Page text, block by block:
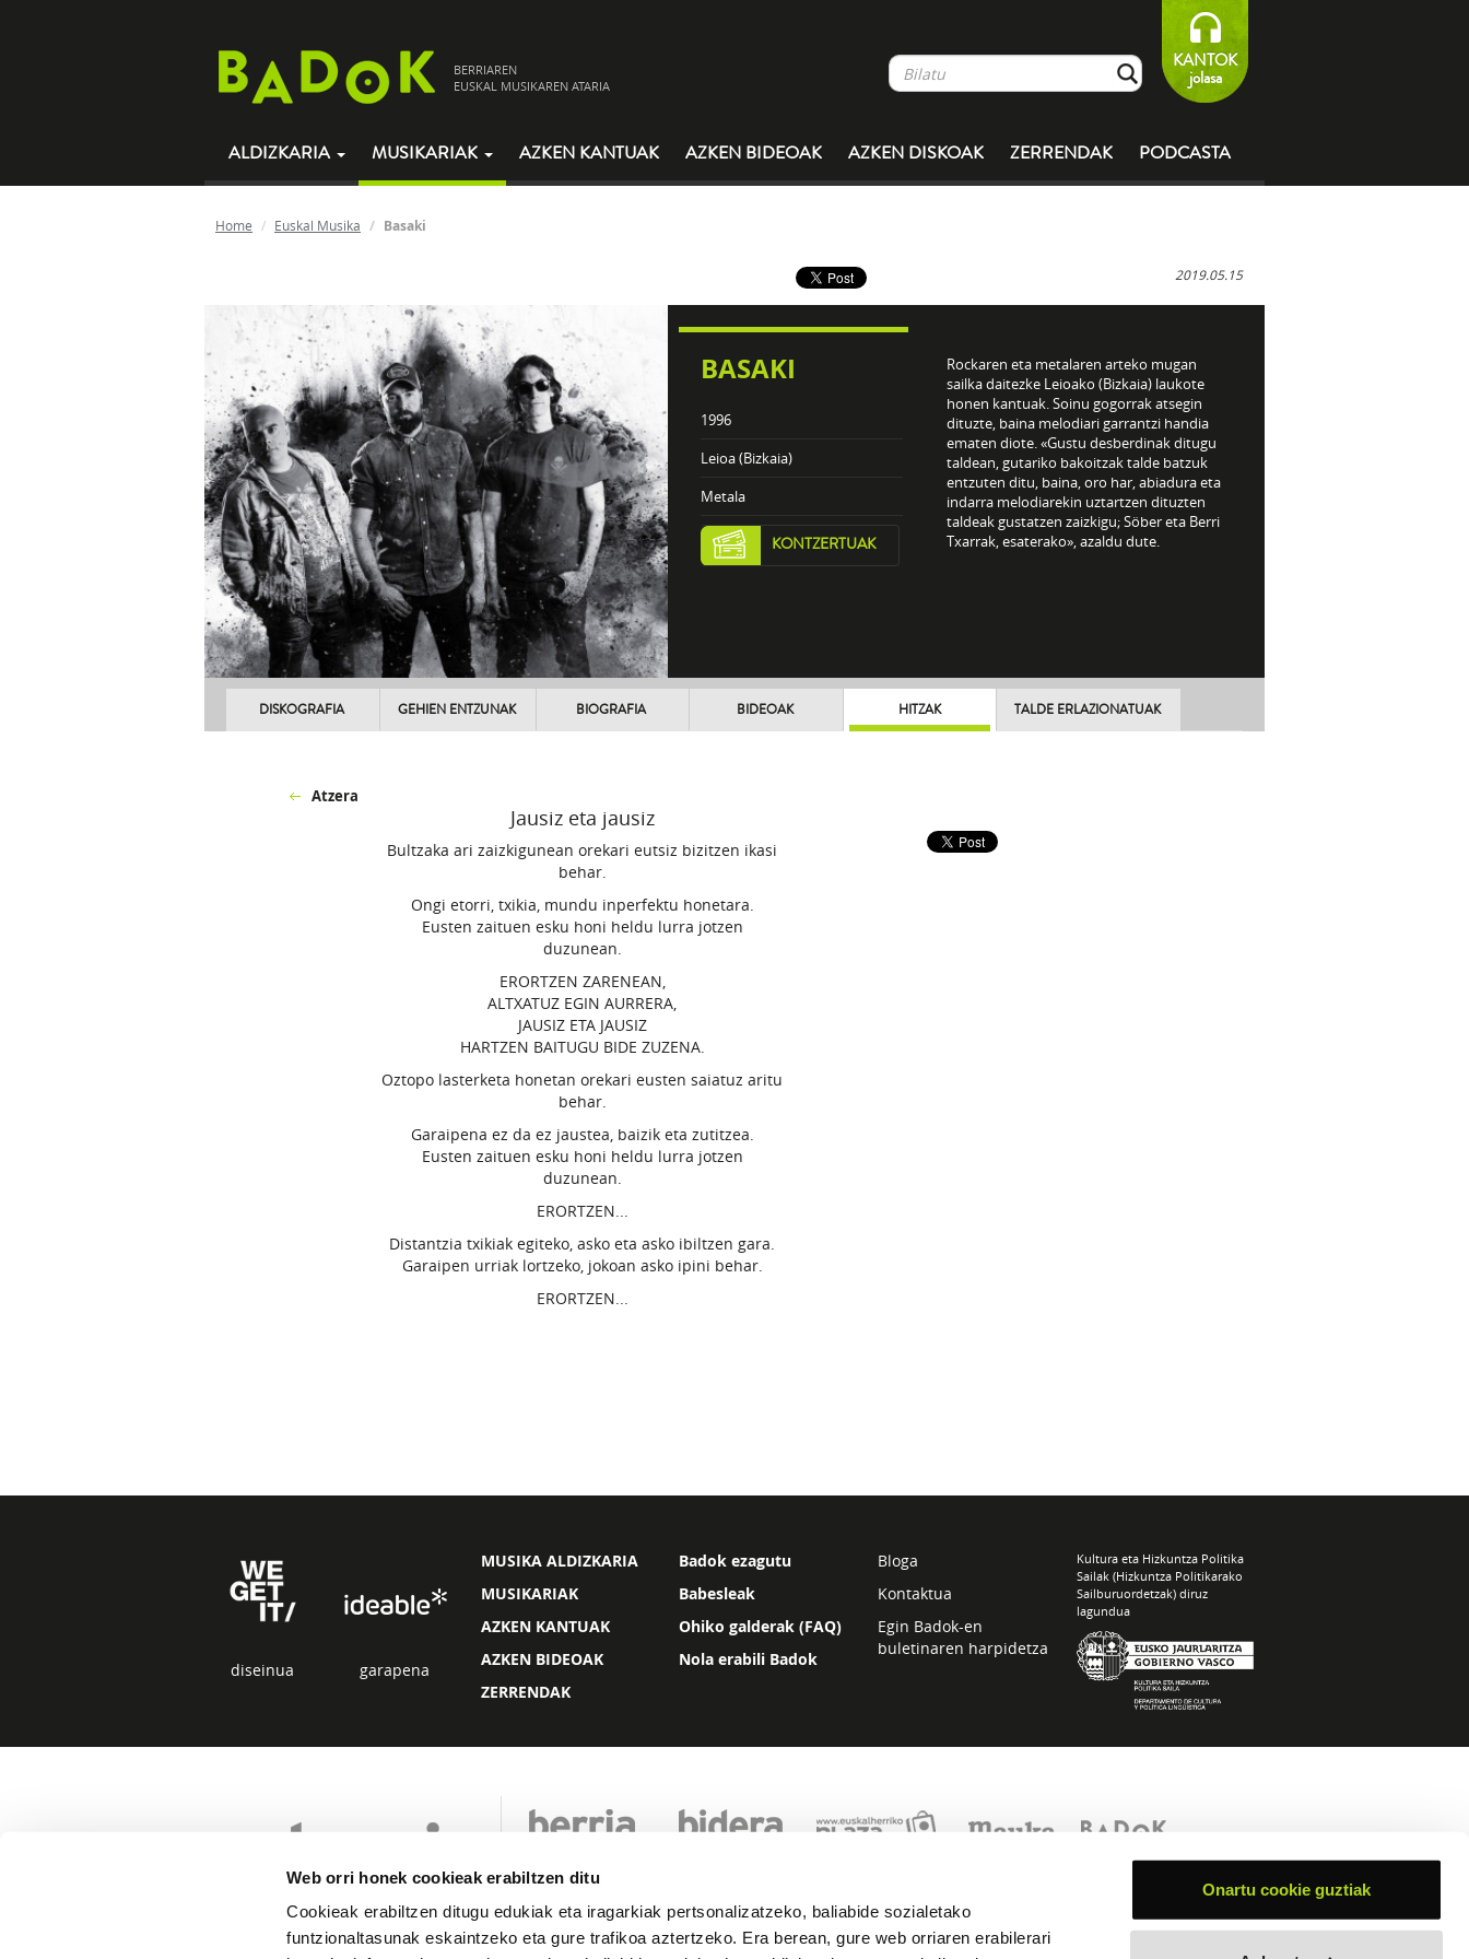
Web orri honek cookieak erabiltzen ditu
Cookieak erabiltzen ditugu edukiak eta iragarkiak pertsonalizatzeko, baliabide sozialetako
funtzionaltasunak eskaintzeko eta gure trafikoa aztertzeko. Era berean, gure web orriaren erabilerari
Onartu cookie guztiak
BERRIAREN
EUSKAL MUSIKAREN ATARIA
KANTOK
jolasa
ALDIZKARIA MUSIKARIAK AZKEN KANTUAK AZKEN BIDEOAK AZKEN DISKOAK ZERRENDAK PODCASTA
Home Euskal Musika Basaki
2019.05.15
BASAKI
1996
Leioa (Bizkaia)
Metala
KONTZERTUAK
Rockaren eta metalaren arteko mugan
sailka daitezke Leioako (Bizkaia) laukote
honen kantuak. Soinu gogorrak atsegin
dituzte, baina melodiari garrantzi handia
ematen diote. «Gustu desberdinak ditugu
taldean, gutariko bakoitzak talde batzuk
entzuten ditu, baina, oro har, abiadura eta
indarra melodiarekin uztartzen dituzten
taldeak gustatzen zaizkigu; Söber eta Berri
Txarrak, esaterako», azaldu dute.
DISKOGRAFIA GEHIEN ENTZUNAK BIOGRAFIA BIDEOAK HITZAK TALDE ERLAZIONATUAK
Atzera
Jausiz eta jausiz
Bultzaka ari zaizkigunean orekari eutsiz bizitzen ikasi
behar.
Ongi etorri, txikia, mundu inperfektu honetara.
Eusten zaituen esku honi heldu lurra jotzen
duzunean.
ERORTZEN ZARENEAN,
ALTXATUZ EGIN AURRERA,
JAUSIZ ETA JAUSIZ
HARTZEN BAITUGU BIDE ZUZENA.
Oztopo lasterketa honetan orekari eusten saiatuz aritu
behar.
Garaipena ez da ez jaustea, baizik eta zutitzea.
Eusten zaituen esku honi heldu lurra jotzen
duzunean.
ERORTZEN...
Distantzia txikiak egiteko, asko eta asko ibiltzen gara.
Garaipen urriak lortzeko, jokoan asko ipini behar.
ERORTZEN...
diseinua garapena
MUSIKA ALDIZKARIA
MUSIKARIAK
AZKEN KANTUAK
AZKEN BIDEOAK
ZERRENDAK
Badok ezagutu
Babesleak
Ohiko galderak (FAQ)
Nola erabili Badok
Bloga
Kontaktua
Egin Badok-en
buletinaren harpidetza
Kultura eta Hizkuntza Politika
Sailak (Hizkuntza Politikarako
Sailburuordetzak) diruz
lagundua